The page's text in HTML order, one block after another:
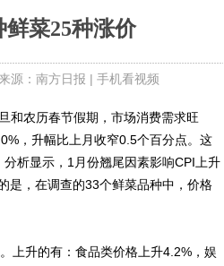
菜25种涨价
源：南方日报 | 手机看视频
农历春节假期，市场消费需求旺
，升幅比上月收窄0.5个百分点。这
析显示，1月份翘尾因素影响CPI上升
是，在调查的33个鲜菜品种中，价格
升的有：食品类价格上升4.2%，娱